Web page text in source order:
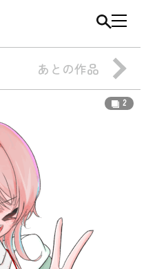
あとの作品
2